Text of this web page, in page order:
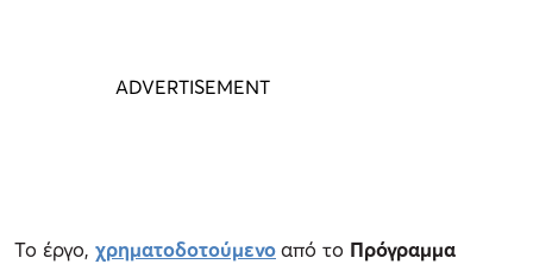
Το έργο, χρηματοδοτούμενοαπό το Πρόγραμμα